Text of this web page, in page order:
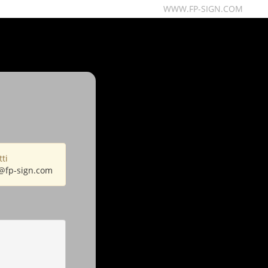
WWW.FP-SIGN.COM
sign.com